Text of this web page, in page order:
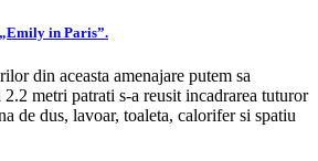
in Paris”.
din aceasta amenajare putem sa
metri patrati s-a reusit incadrarea tuturor
de dus, lavoar, toaleta, calorifer si spatiu